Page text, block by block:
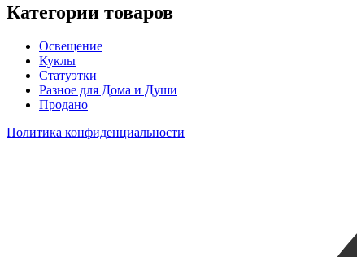
Категории товаров
Освещение
Куклы
Статуэтки
Разное для Дома и Души
Продано
Политика конфиденциальности